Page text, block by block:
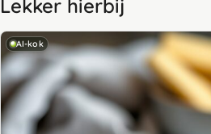
Lekker hierbij
AI-kok